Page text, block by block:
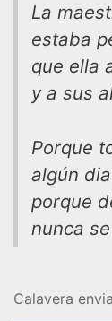
La
estaba
que ella
y a sus
Porque
algún
porque
nunca
Calavera